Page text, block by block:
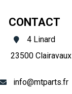
CONTACT
4 Linard
23500 Clairavaux
info@mtparts.fr